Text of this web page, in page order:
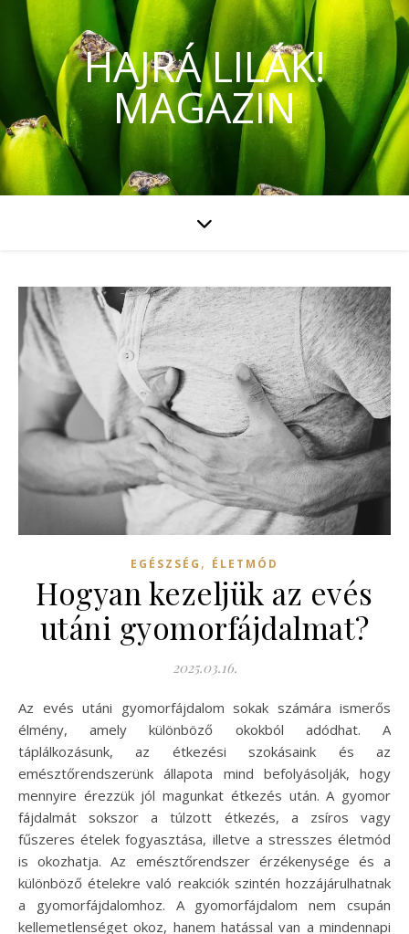
HAJRÁ LILÁK!
MAGAZIN
EGÉSZSÉG , ÉLETMÓD
Hogyan kezeljük az evés
utáni gyomorfájdalmat?
2025.03.16.
Az evés utáni gyomorfájdalom sokak számára ismerős
élmény, amely különböző okokból adódhat. A
táplálkozásunk, az étkezési szokásaink és az
emésztőrendszerünk állapota mind befolyásolják, hogy
mennyire érezzük jól magunkat étkezés után. A gyomor
fájdalmát sokszor a túlzott étkezés, a zsíros vagy
fűszeres ételek fogyasztása, illetve a stresszes életmód
is okozhatja. Az emésztőrendszer érzékenysége és a
különböző ételekre való reakciók szintén hozzájárulhatnak
a gyomorfájdalomhoz. A gyomorfájdalom nem csupán
kellemetlenséget okoz, hanem hatással van a mindennapi